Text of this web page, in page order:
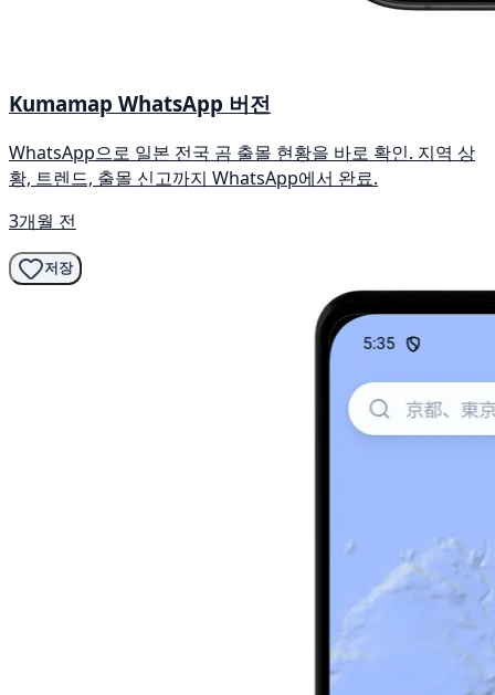
Kumamap WhatsApp 버전
WhatsApp으로 일본 전국 곰 출몰 현황을 바로 확인. 지역 상
황, 트렌드, 출몰 신고까지 WhatsApp에서 완료.
3개월 전
저장